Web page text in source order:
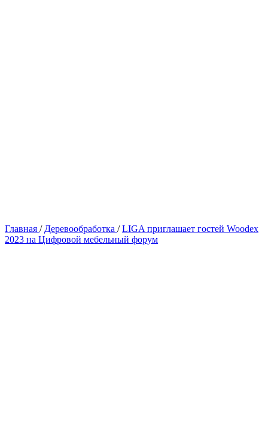
Главная / Деревообработка / LIGA приглашает гостей Woodex
2023 на Цифровой мебельный форум